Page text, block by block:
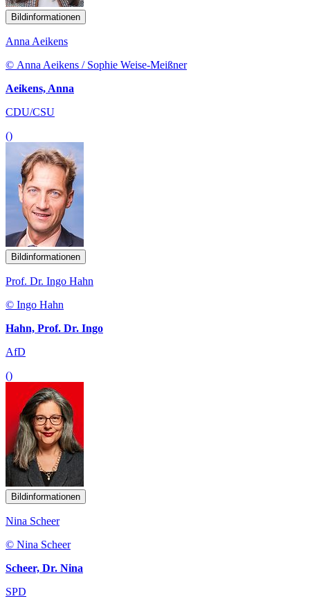
Bildinformationen
Anna Aeikens
© Anna Aeikens / Sophie Weise-Meißner
Aeikens, Anna
CDU/CSU
()
Bildinformationen
Prof. Dr. Ingo Hahn
© Ingo Hahn
Hahn, Prof. Dr. Ingo
AfD
()
Bildinformationen
Nina Scheer
© Nina Scheer
Scheer, Dr. Nina
SPD